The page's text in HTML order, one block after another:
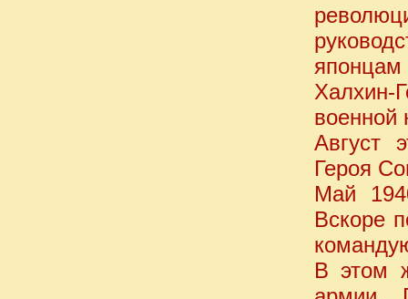
военной
Август
Героя
Май
Вскоре
В этом